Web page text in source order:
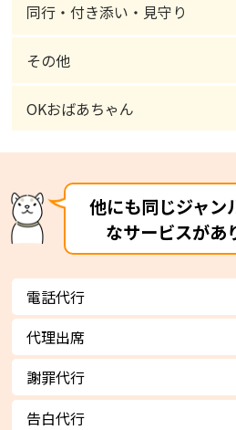
同行・付き添い・見守り
その他
OKおばあちゃん
他にも同じジャン
なサービスがあ
電話代行
代理出席
謝罪代行
告白代行